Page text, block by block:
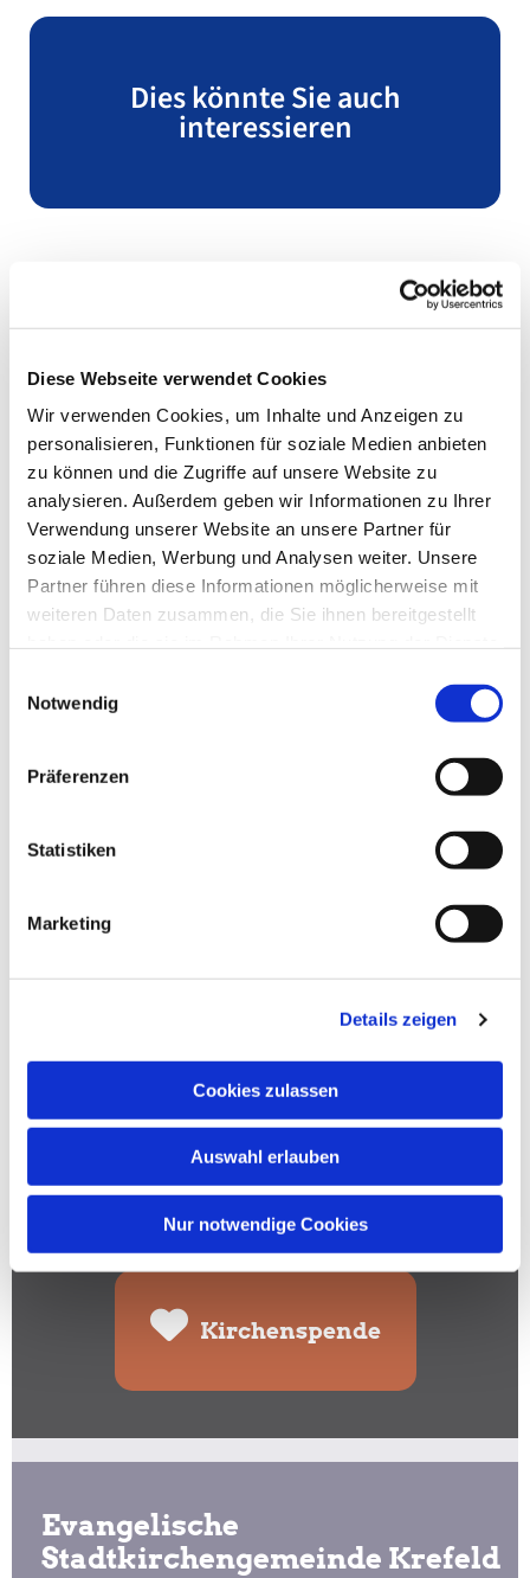
Diese Webseite verwendet Cookies
Wir verwenden Cookies, um Inhalte und Anzeigen zu
personalisieren, Funktionen für soziale Medien anbieten
zu können und die Zugriffe auf unsere Website zu
analysieren. Außerdem geben wir Informationen zu Ihrer
Verwendung unserer Website an unsere Partner für
soziale Medien, Werbung und Analysen weiter. Unsere
Partner führen diese Informationen möglicherweise mit
weiteren Daten zusammen, die Sie ihnen bereitgestellt
Notwendig
Präferenzen
Statistiken
Marketing
Details zeigen
Cookies zulassen
Auswahl erlauben
Nur notwendige Cookies
Dies könnte Sie auch
interessieren
Stadtkirchengemeinde
Sie wollen Ihre Gemeinde
unterstützen?
Spenden Sie hier:
Kirchenspende
Evangelische
Stadtkirchengemeinde Krefeld